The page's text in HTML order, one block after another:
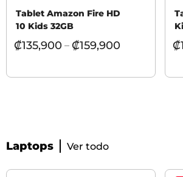
Tablet Amazon Fire HD
10 Kids 32GB
₡135,900 – ₡159,900 ₡
Laptops Ver todo